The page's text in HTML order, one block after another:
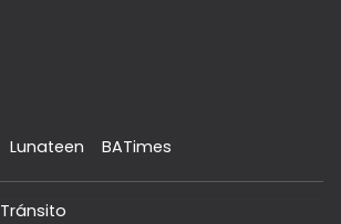
Lunateen BATimes
Tránsito